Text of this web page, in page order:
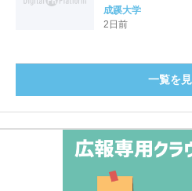
全国第1位を獲得
4.3pt）に伸長、東
成蹊大学
2日前
一覧を